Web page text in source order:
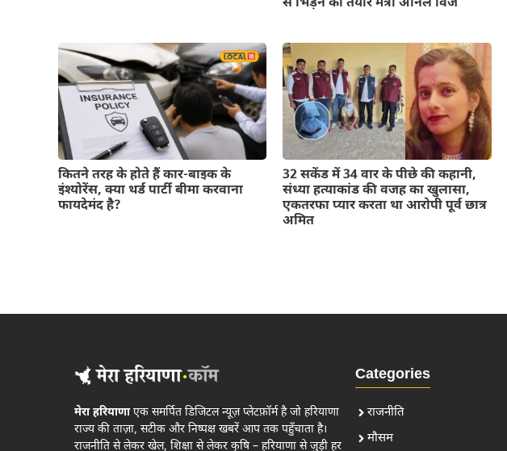
कितने तरह के होते हैं कार-बाइक के
इंश्योरेंस, क्या थर्ड पार्टी बीमा करवाना
फायदेमंद है?
32 सकेंड में 34 वार के पीछे की कहानी,
संध्या हत्याकांड की वजह का खुलासा,
एकतरफा प्यार करता था आरोपी पूर्व छात्र
अमित
मेरा हरियाणाएक समर्पित डिजिटल न्यूज़ प्लेटफ़ॉर्म है जो हरियाणा
राज्य की ताज़ा, सटीक और निष्पक्ष खबरें आप तक पहुँचाता है।
राजनीति से लेकर खेल, शिक्षा से लेकर कृषि – हरियाणा से जुड़ी हर
Categories
राजनीति
मौसम